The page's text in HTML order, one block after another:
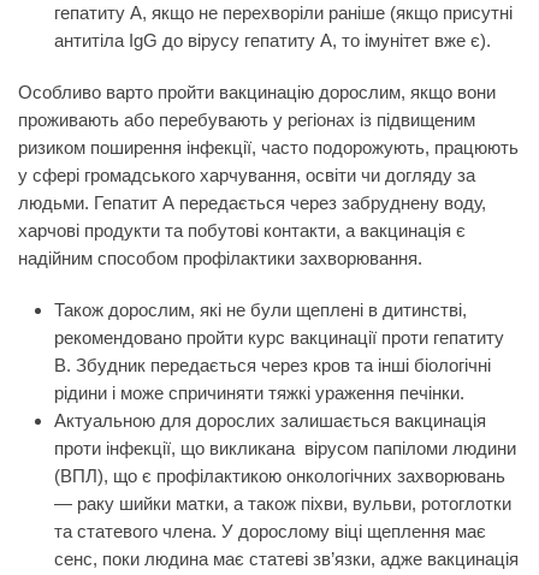
гепатиту А, якщо не перехворіли раніше (якщо присутні
антитіла IgG до вірусу гепатиту А, то імунітет вже є).
Особливо варто пройти вакцинацію дорослим, якщо вони
проживають або перебувають у регіонах із підвищеним
ризиком поширення інфекції, часто подорожують, працюють
у сфері громадського харчування, освіти чи догляду за
людьми. Гепатит А передається через забруднену воду,
харчові продукти та побутові контакти, а вакцинація є
надійним способом профілактики захворювання.
Також дорослим, які не були щеплені в дитинстві,
рекомендовано пройти курс вакцинації проти гепатиту
B. Збудник передається через кров та інші біологічні
рідини і може спричиняти тяжкі ураження печінки.
Актуальною для дорослих залишається вакцинація
проти інфекції, що викликана вірусом папіломи людини
(ВПЛ), що є профілактикою онкологічних захворювань
— раку шийки матки, а також піхви, вульви, ротоглотки
та статевого члена. У дорослому віці щеплення має
сенс, поки людина має статеві зв’язки, адже вакцинація